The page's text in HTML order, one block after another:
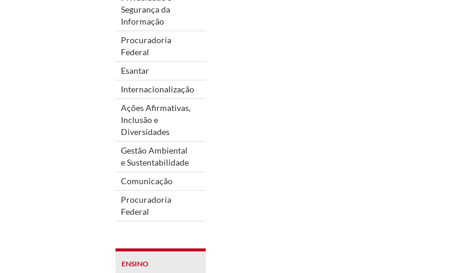
Segurança da
Informação
Procuradoria
Federal
Esantar
Internacionalização
Ações Afirmativas,
Inclusão e
Diversidades
Gestão Ambiental
e Sustentabilidade
Comunicação
Procuradoria
Federal
ENSINO